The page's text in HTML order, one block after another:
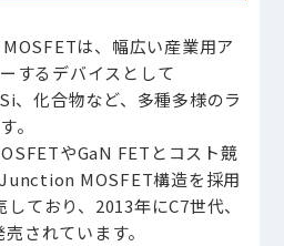
は、幅広い産業用ア
するデバイスとして
、化合物など、多種多様のラ
。
やGaN FETとコスト競
MOSFET構造を採用
ており、2013年にC7世代、
されています。